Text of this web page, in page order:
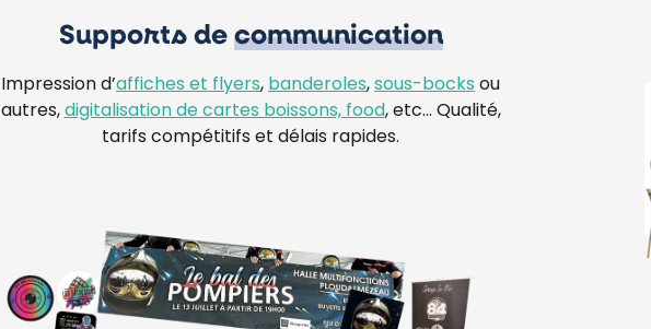
Supports de communication
Impression d’affiches et flyers, banderoles, sous-bocks ou
autres, digitalisation de cartes boissons, food, etc… Qualité,
tarifs compétitifs et délais rapides.